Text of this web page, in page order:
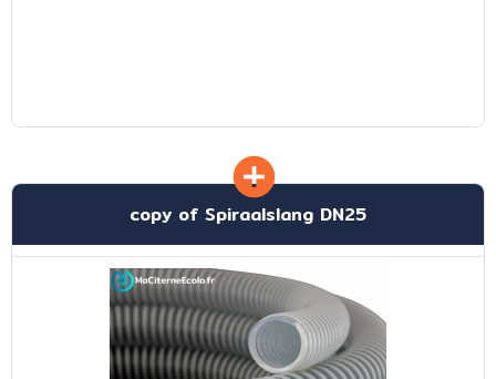
copy of Spiraalslang DN25